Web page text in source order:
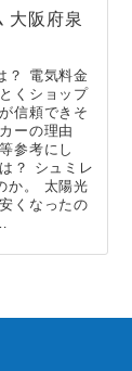
大阪府泉
？ 電気料金
くショップ
信頼できそ
ーの理由
参考にし
？ シュミレ
か。 太陽光
くなったの